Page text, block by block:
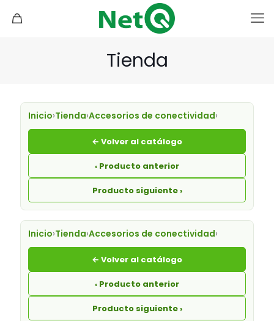
Tienda
Inicio›Tienda›Accesorios de conectividad›
← Volver al catálogo
‹ Producto anterior
Producto siguiente ›
Inicio›Tienda›Accesorios de conectividad›
← Volver al catálogo
‹ Producto anterior
Producto siguiente ›